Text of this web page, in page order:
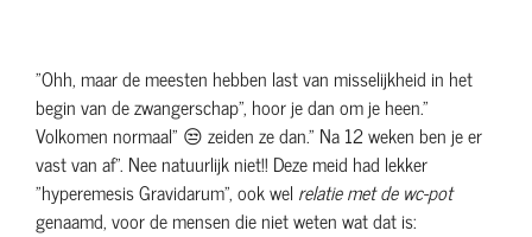
"Ohh, maar de meesten hebben last van misselijkheid in het
begin van de zwangerschap", hoor je dan om je heen."
Volkomen normaal" 😒 zeiden ze dan." Na 12 weken ben je er
vast van af". Nee natuurlijk niet!! Deze meid had lekker
"hyperemesis Gravidarum", ook wel relatie met de wc-pot
genaamd, voor de mensen die niet weten wat dat is: